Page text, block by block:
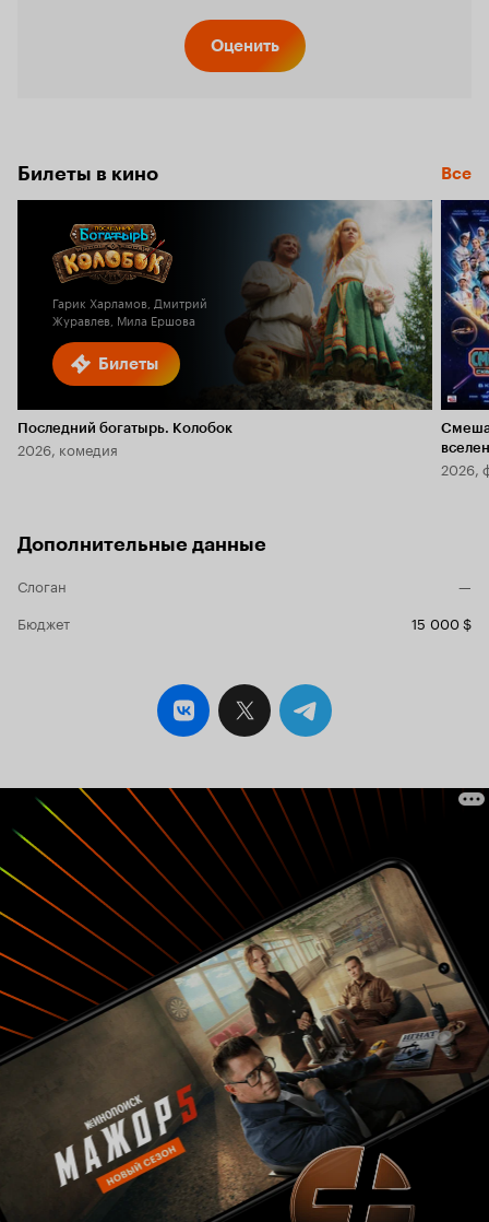
Оценить
Билеты в кино Все
Билеты
Гарик Харламов, Дмитрий
Журавлев, Мила Ершова
Последний богатырь. Колобок
2026, комедия
2026,
Дополнительные данные
Слоган
—
Бюджет
15 000 $